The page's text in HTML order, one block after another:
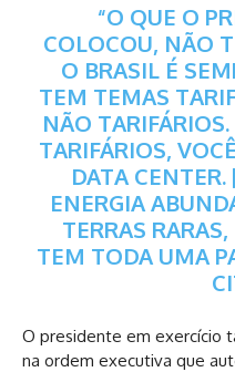
“O QUE O
COLOCOU, NÃO
O BRASIL É
TEM TEMAS
NÃO
TARIFÁRIOS,
DATA
ENERGIA
TERRAS
TEM TODA UMA
O presidente em exercício
na ordem executiva que